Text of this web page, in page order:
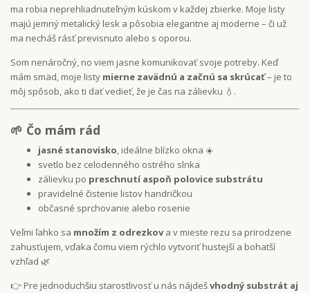
ma robia neprehliadnuteľným kúskom v každej zbierke. Moje listy
majú jemný metalický lesk a pôsobia elegantne aj moderne – či už
ma necháš rásť previsnuto alebo s oporou.
Som nenáročný, no viem jasne komunikovať svoje potreby. Keď
mám smäd, moje listy mierne zavädnú a začnú sa skrúcať– je to
môj spôsob, ako ti dať vedieť, že je čas na zálievku 💧.
🌱 Čo mám rád
jasné stanovisko, ideálne blízko okna ☀️
svetlo bez celodenného ostrého slnka
zálievku po preschnutí aspoň polovice substrátu
pravidelné čistenie listov handričkou
občasné sprchovanie alebo rosenie
Veľmi ľahko sa množím z odrezkova v mieste rezu sa prirodzene
zahusťujem, vďaka čomu viem rýchlo vytvoriť hustejší a bohatší
vzhľad 🌿
👉 Pre jednoduchšiu starostlivosť u nás nájdešvhodný substrát aj